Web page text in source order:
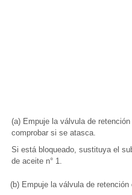
(a) Empuje la válvula de
comprobar si se atasca.
Si está bloqueado, sustituya el
de aceite n° 1.
(b) Empuje la válvula de